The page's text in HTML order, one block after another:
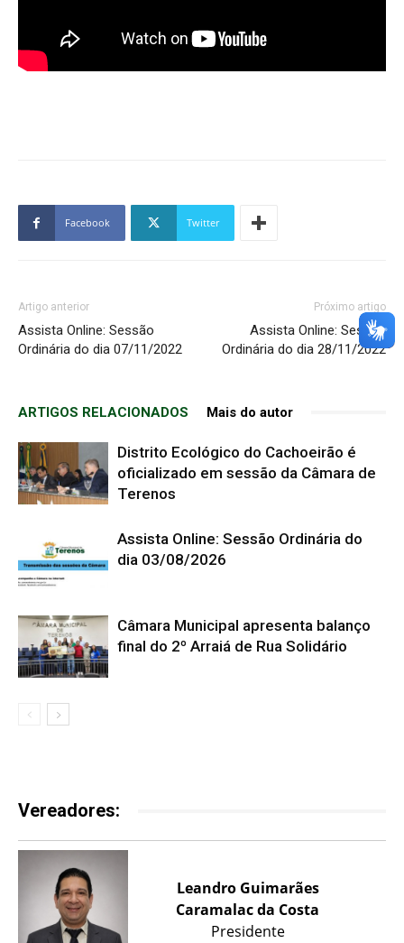
Facebook Twitter
Artigo anterior
Assista Online: Sessão
Ordinária do dia 07/11/2022
Próximo artigo
Assista Online: Sessão
Ordinária do dia 28/11/2022
ARTIGOS RELACIONADOS Mais do autor
Distrito Ecológico do Cachoeirão é
oficializado em sessão da Câmara de
Terenos
Assista Online: Sessão Ordinária do
dia 03/08/2026
Câmara Municipal apresenta balanço
final do 2º Arraiá de Rua Solidário
Vereadores:
Leandro Guimarães
Caramalac da Costa
Presidente